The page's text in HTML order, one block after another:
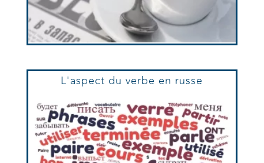
L'aspect du verbe en russe